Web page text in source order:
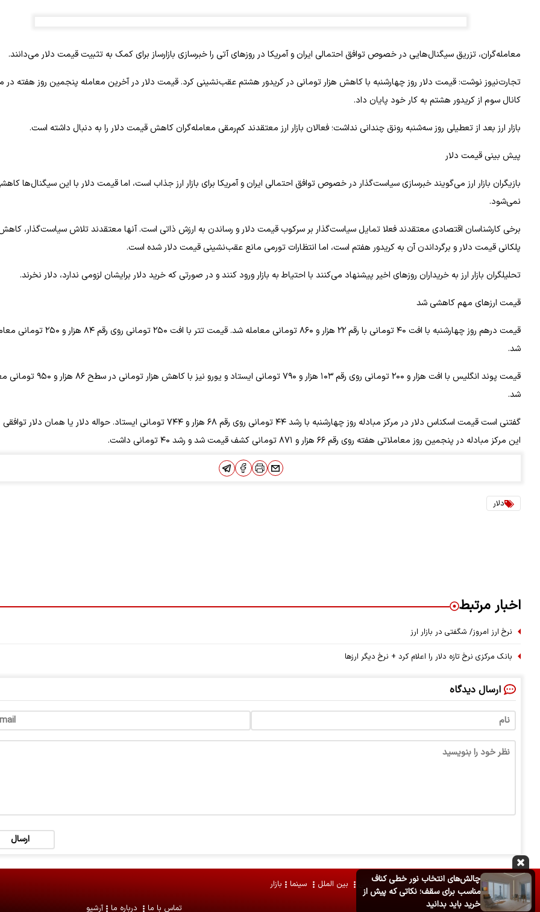
معامله‌گران، تزریق سیگنال‌هایی در خصوص توافق احتمالی ایران و آمریکا در روزهای آتی را خبرسازی بازارساز برای کمک به تثبیت قیمت دلار می‌دانند.
تجارت‌نیوز نوشت: قیمت دلار روز چهارشنبه با کاهش هزار تومانی در کریدور هشتم عقب‌نشینی کرد. قیمت دلار در آخرین معامله پنجمین روز هفته در
کانال سوم از کریدور هشتم به کار خود پایان داد.
بازار ارز بعد از تعطیلی روز سه‌شنبه رونق چندانی نداشت؛ فعالان بازار ارز معتقدند کم‌رمقی معامله‌گران کاهش قیمت دلار را به دنبال داشته است.
پیش بینی قیمت دلار
بازیگران بازار ارز می‌گویند خبرسازی سیاست‌گذار در خصوص توافق احتمالی ایران و آمریکا برای بازار ارز جذاب است، اما قیمت دلار با این سیگنال‌ها
نمی‌شود.
برخی کارشناسان اقتصادی معتقدند فعلا تمایل سیاست‌گذار بر سرکوب قیمت دلار و رساندن به ارزش ذاتی است. آنها معتقدند تلاش سیاست‌گذار،
پلکانی قیمت دلار و برگرداندن آن به کریدور هفتم است، اما انتظارات تورمی مانع عقب‌نشینی قیمت دلار شده است.
تحلیلگران بازار ارز به خریداران روزهای اخیر پیشنهاد می‌کنند با احتیاط به بازار ورود کنند و در صورتی که خرید دلار برایشان لزومی ندارد، دلار نخرند.
قیمت ارزهای مهم کاهشی شد
قیمت درهم روز چهارشنبه با افت ۴۰ تومانی با رقم ۲۲ هزار و ۸۶۰ تومانی معامله شد. قیمت تتر با افت ۲۵۰ تومانی روی
شد.
قیمت پوند انگلیس با افت هزار و ۲۰۰ تومانی روی رقم ۱۰۳ هزار و ۷۹۰ تومانی ایستاد و یورو
شد.
گفتنی است قیمت اسکناس دلار در مرکز مبادله روز چهارشنبه با رشد ۴۴ تومانی روی رقم ۶۸ هزار و ۷۴۴ تومانی ایستاد. حواله دلار یا همان دلار
این مرکز مبادله در پنجمین روز معاملاتی هفته روی رقم ۶۶ هزار و ۸۷۱ تومانی کشف قیمت شد و رشد ۴۰ تومانی داشت.
دلار
اخبار مرتبط
نرخ ارز امروز/ شگفتی در بازار ارز
بانک مرکزی نرخ تازه دلار را اعلام کرد + نرخ دیگر ارزها
ارسال دیدگاه
ارسال
چالش‌های انتخاب نور خطی کناف
مناسب برای سقف؛ نکاتی که پیش از
خرید باید بدانید
سیاسی اقتصادی اجتماعی فرهنگی ورزشی بین الملل سینما بازار
تماس با ما درباره ما آرشیو